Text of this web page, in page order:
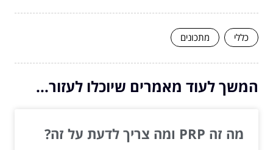
כללי מתכונים
המשך לעוד מאמרים שיוכלו לעזור...
מה זה PRP ומה צריך לדעת על זה?